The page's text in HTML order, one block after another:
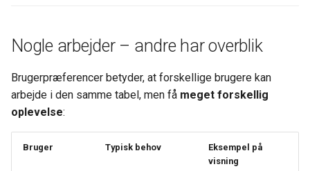
Nogle arbejder – andre har overblik
Brugerpræferencer betyder, at forskellige brugere kan
arbejde i den samme tabel, men få meget forskellig
oplevelse:
Bruger Typisk behov
Eksempel på
visning